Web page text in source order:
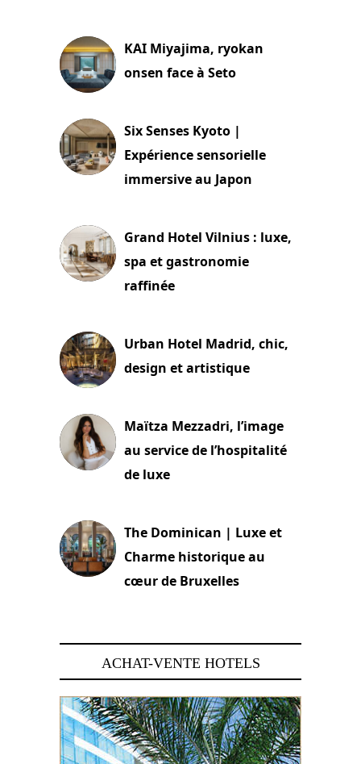
KAI Miyajima, ryokan
onsen face à Seto
Six Senses Kyoto |
Expérience sensorielle
immersive au Japon
Grand Hotel Vilnius : luxe,
spa et gastronomie
raffinée
Urban Hotel Madrid, chic,
design et artistique
Maïtza Mezzadri, l’image
au service de l’hospitalité
de luxe
The Dominican | Luxe et
Charme historique au
cœur de Bruxelles
ACHAT-VENTE HOTELS